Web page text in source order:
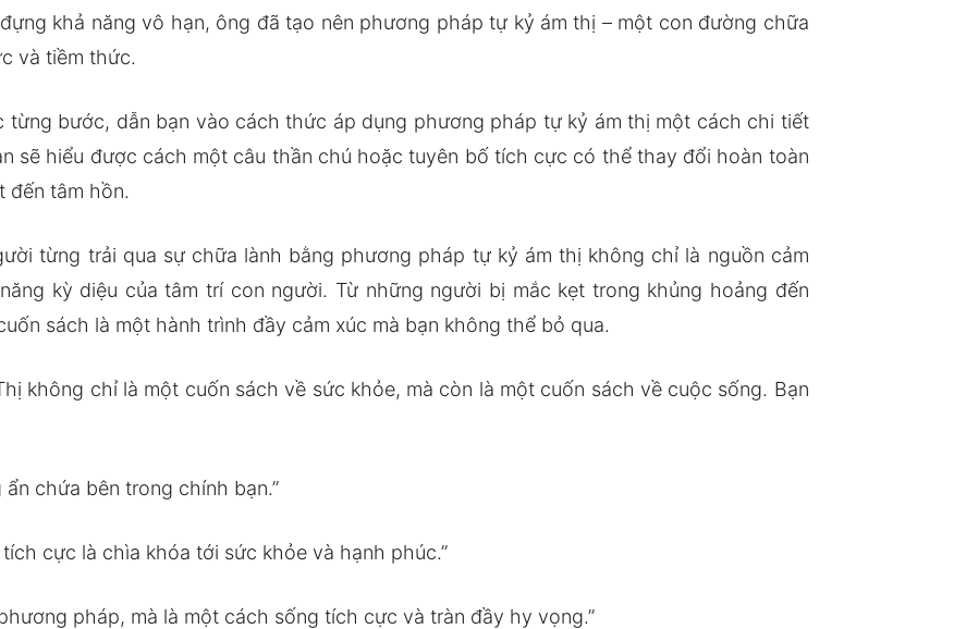
khả năng vô hạn, ông đã tạo nên phương pháp tự kỷ ám thị – một con đường chữa
và tiềm thức.
từng bước, dẫn bạn vào cách thức áp dụng phương pháp tự kỷ ám thị một cách chi tiết
sẽ hiểu được cách một câu thần chú hoặc tuyên bố tích cực có thể thay đổi hoàn toàn
đến tâm hồn.
từng trải qua sự chữa lành bằng phương pháp tự kỷ ám thị không chỉ là nguồn cảm
kỳ diệu của tâm trí con người. Từ những người bị mắc kẹt trong khủng hoảng đến
sách là một hành trình đầy cảm xúc mà bạn không thể bỏ qua.
không chỉ là một cuốn sách về sức khỏe, mà còn là một cuốn sách về cuộc sống. Bạn
chứa bên trong chính bạn.”
cực là chìa khóa tới sức khỏe và hạnh phúc.”
pháp, mà là một cách sống tích cực và tràn đầy hy vọng.”